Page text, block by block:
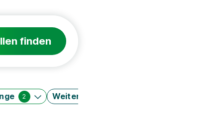
finden
2 Weitere Filter